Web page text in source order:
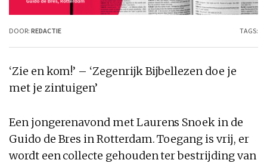
DOOR: REDACTIE TAGS:
‘Zie en kom!’ – ‘Zegenrijk Bijbellezen doe je
met je zintuigen’
Een jongerenavond met Laurens Snoek in de
Guido de Bres in Rotterdam. Toegang is vrij, er
wordt een collecte gehouden ter bestrijding van